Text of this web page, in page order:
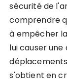
sécurité de
comprendre
à empêcher
lui causer une
s'obtient en